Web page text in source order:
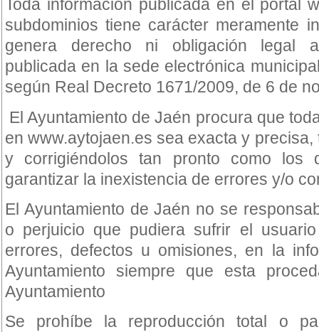
Toda información publicada en el portal
subdominios tiene carácter meramente
genera derecho ni obligación legal
publicada en la sede electrónica
según Real Decreto 1671/2009, de 6 de
El Ayuntamiento de Jaén procura que
en www.aytojaen.es sea exacta y
y corrigiéndolos tan pronto como los
garantizar la inexistencia de errores y/o
El Ayuntamiento de Jaén no se
o perjuicio que pudiera sufrir el
errores, defectos u omisiones, en la
Ayuntamiento siempre que esta
Ayuntamiento
Se prohíbe la reproducción total o